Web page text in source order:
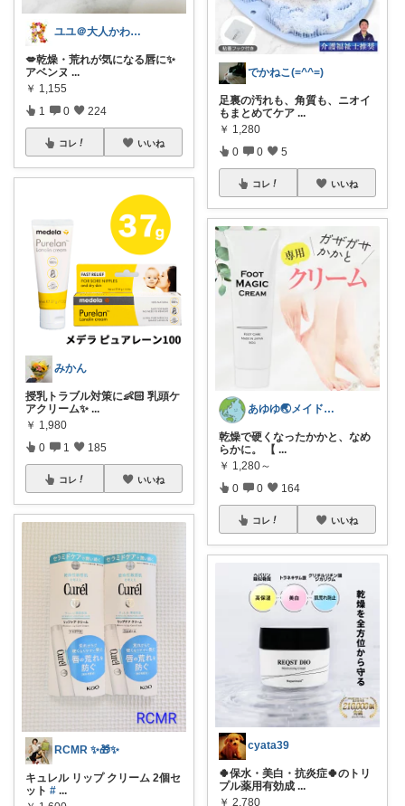
ユユ＠大人かわいいものスキ♡
💋乾燥・荒れが気になる唇に✨
アベンヌ ...
￥ 1,155
1 0 224
コレ いいね
みかん
授乳トラブル対策に👶🏻 乳頭ケ
アクリーム✨ ...
￥ 1,980
0 1 185
コレ いいね
RCMR ✨🎁✨
キュレル リップ クリーム 2個セ
ット # ...
でかねこ(=^^=)
足裏の汚れも、角質も、ニオイ
もまとめてケア ...
￥ 1,280
0 0 5
コレ いいね
あゆゆ🌏メイドインジャパン応援中
乾燥で硬くなったかかと、なめ
らかに。 【 ...
￥ 1,280～
0 0 164
コレ いいね
cyata39
🍀保水・美白・抗炎症🍀のトリ
プル薬用有効成 ...
￥ 2,780